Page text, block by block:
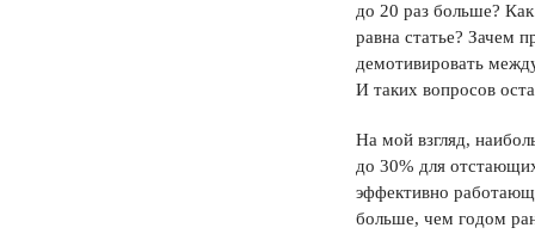
до 20 раз больше?
равна статье? Зачем
демотивировать
И таких вопросов
На мой взгляд,
до 30% для
эффективно
больше, чем годом